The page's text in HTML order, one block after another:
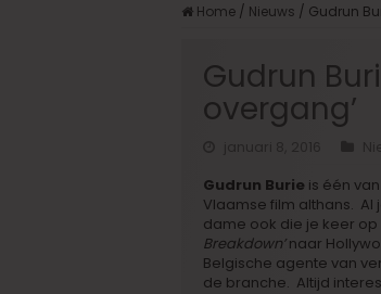
Home / Nieuws / Gudrun
Gudrun
overgang’
Gudrun Burie is één
Vlaamse film althans.
dame ook die je keer
Breakdown’naar
Belgische agente van
de branche. Altijd